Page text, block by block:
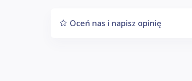
Oceń nas i napisz opinię